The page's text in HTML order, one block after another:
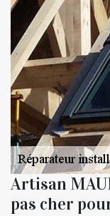
Artisan
pas cher